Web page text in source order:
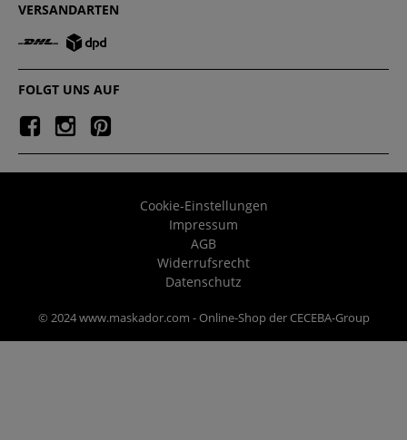
VERSANDARTEN
FOLGT UNS AUF
Cookie-Einstellungen
Impressum
AGB
Widerrufsrecht
Datenschutz
© 2024 www.maskador.com - Online-Shop der CECEBA-Group